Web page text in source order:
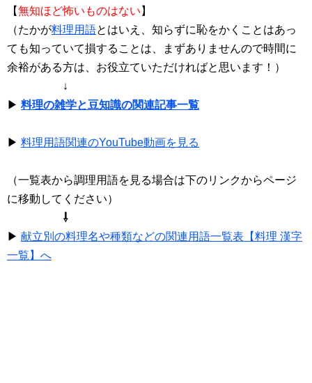
【無知ほど怖いものはない 】
（たかが料理用語とはいえ、知らずに恥をかくことはあっ
ても知っていて損することは、まずありませんので時間に
余裕がある方は、お役立ていただければと思います！）
↓
▶ 料理の雑学と豆知識の関連記事一覧
▶ 料理用語関連のYouTube動画を見る
（一覧表から調理用語を見る場合は下のリンクからページ
に移動してください）
⇩
▶ 献立別の料理名や種類などの関連用語一覧表【料理 漢字
一覧】へ